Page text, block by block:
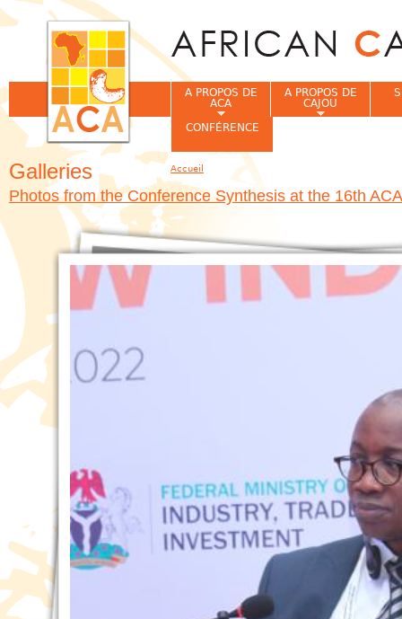
Galleries
Photos from the Conference Synthesis at the 16th
A PROPOS DE
ACA
A PROPOS DE
CAJOU
CONFÉRENCE
Vous êtes ici
Accueil